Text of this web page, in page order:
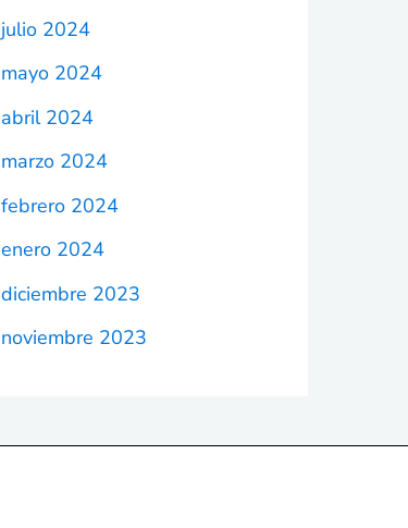
julio 2024
mayo 2024
abril 2024
marzo 2024
febrero 2024
enero 2024
diciembre 2023
noviembre 2023